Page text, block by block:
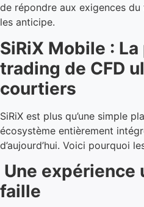
de répondre aux exigences
les anticipe.
SiRiX Mobile :
trading de CFD
courtiers
SiRiX est plus qu’une simple
écosystème entièrement
d’aujourd’hui. Voici pourquoi
Une
faille